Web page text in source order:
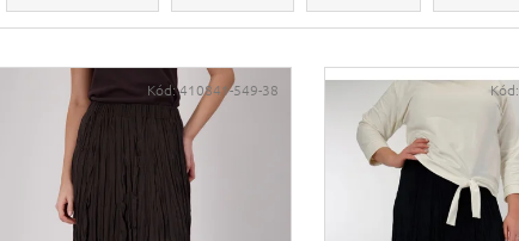
Kód:410841-549-38 Kód:
Doporučujeme